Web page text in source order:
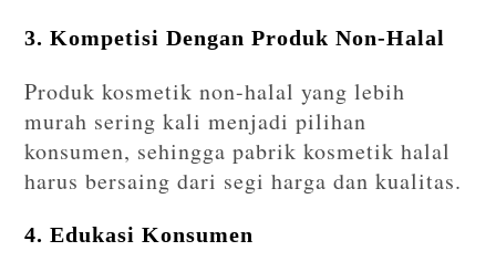
3. Kompetisi Dengan Produk Non-Halal
Produk kosmetik non-halal yang lebih
murah sering kali menjadi pilihan
konsumen, sehingga pabrik kosmetik halal
harus bersaing dari segi harga dan kualitas.
4. Edukasi Konsumen